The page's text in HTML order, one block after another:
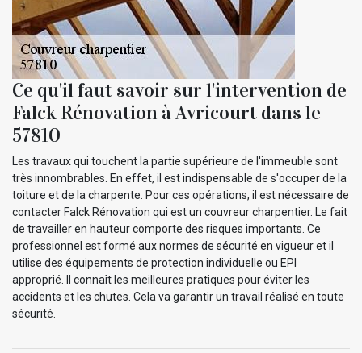
Ce qu'il faut savoir sur l'intervention de
Falck Rénovation à Avricourt dans le
57810
Les travaux qui touchent la partie supérieure de l'immeuble sont
très innombrables. En effet, il est indispensable de s'occuper de la
toiture et de la charpente. Pour ces opérations, il est nécessaire de
contacter Falck Rénovation qui est un couvreur charpentier. Le fait
de travailler en hauteur comporte des risques importants. Ce
professionnel est formé aux normes de sécurité en vigueur et il
utilise des équipements de protection individuelle ou EPI
approprié. Il connaît les meilleures pratiques pour éviter les
accidents et les chutes. Cela va garantir un travail réalisé en toute
sécurité.